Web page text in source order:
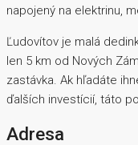
napojený na elektrinu,
Ľudovítov je malá
len 5 km od Nových
zastávka. Ak hľadáte
ďalších investícií, táto
Adresa